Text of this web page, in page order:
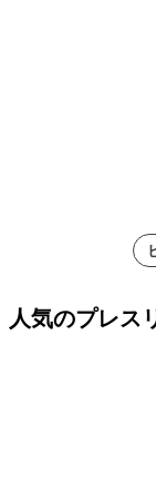
人気のプレス